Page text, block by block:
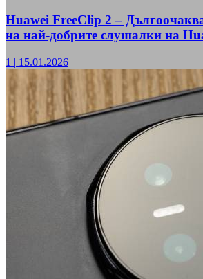
Huawei FreeClip 2 –
на най-добрите слушалки на
1 | 15.01.2026